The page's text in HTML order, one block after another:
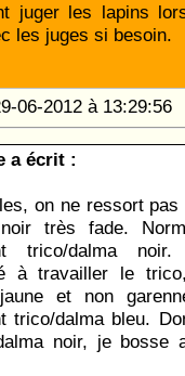
juger les lapins
les juges si besoin.
06-2012 à
a écrit :
on ne ressort
très fade.
trico/dalma
à travailler le
et non
trico/dalma bleu.
noir, je bosse